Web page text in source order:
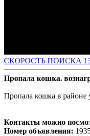
СКОРОСТЬ ПОИСКА
Пропала кошка.
Пропала кошка в районе
Контакты можно
Номер объявления: